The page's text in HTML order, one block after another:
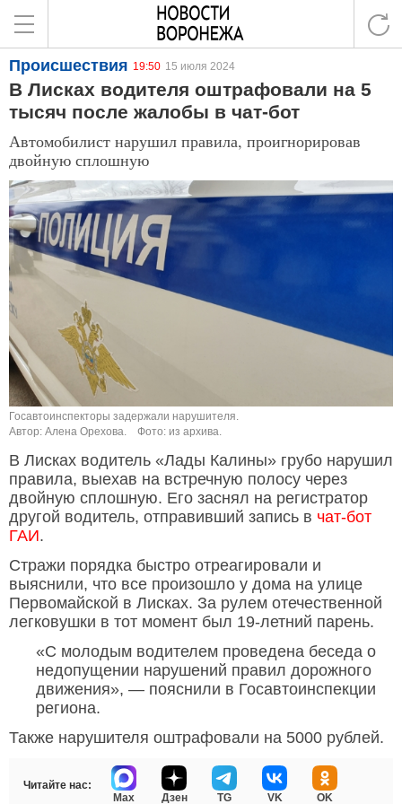
Происшествия 19:50 15 июля 2024
В Лисках водителя оштрафовали на 5
тысяч после жалобы в чат-бот
Автомобилист нарушил правила, проигнорировав
двойную сплошную
Госавтоинспекторы задержали нарушителя.
Автор: Алена Орехова.
Фото: из архива.
В Лисках водитель «Лады Калины» грубо нарушил
правила, выехав на встречную полосу через
двойную сплошную. Его заснял на регистратор
другой водитель, отправивший запись в чат-бот
ГАИ.
Стражи порядка быстро отреагировали и
выяснили, что все произошло у дома на улице
Первомайской в Лисках. За рулем отечественной
легковушки в тот момент был 19-летний парень.
«С молодым водителем проведена беседа о
недопущении нарушений правил дорожного
движения», — пояснили в Госавтоинспекции
региона.
Также нарушителя оштрафовали на 5000 рублей.
Читайте нас:
Max
Дзен TG VK OK